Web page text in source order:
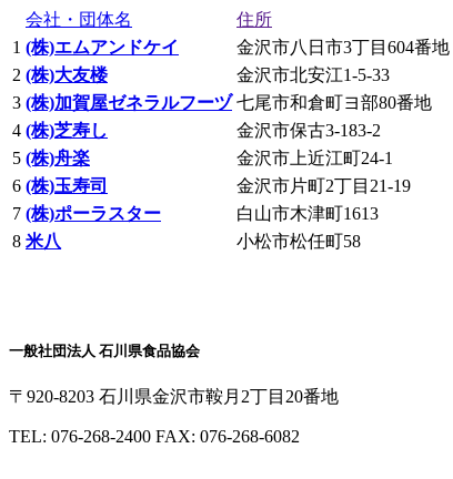
会社・団体名 住所
1 (株)エムアンドケイ 金沢市八日市3丁目604番地
2 (株)大友楼 金沢市北安江1-5-33
3 (株)加賀屋ゼネラルフーヅ 七尾市和倉町ヨ部80番地
4 (株)芝寿し 金沢市保古3-183-2
5 (株)舟楽 金沢市上近江町24-1
6 (株)玉寿司 金沢市片町2丁目21-19
7 (株)ポーラスター 白山市木津町1613
8 米八 小松市松任町58
一般社団法人 石川県食品協会
〒920-8203 石川県金沢市鞍月2丁目20番地
TEL: 076-268-2400 FAX: 076-268-6082